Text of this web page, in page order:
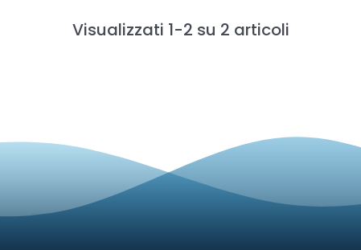
Visualizzati 1-2 su 2 articoli